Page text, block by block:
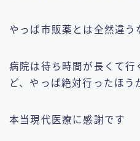
やっぱ市販薬とは全然違う
病院は待ち時間が長くて行
ど、やっぱ絶対行ったほう
本当現代医療に感謝です